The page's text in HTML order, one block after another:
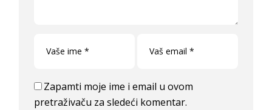
Zapamti moje ime i email u ovom
pretraživaču za sledeći komentar.